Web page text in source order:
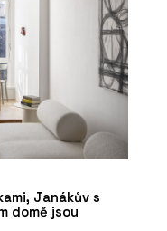
Janákův s
domě jsou